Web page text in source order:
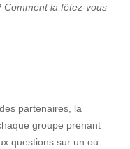
Comment la fêtez-vous
partenaires, la
groupe prenant
questions sur un ou